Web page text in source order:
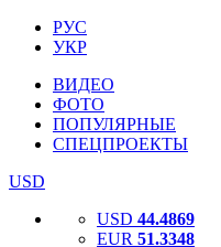
РУС
УКР
ВИДЕО
ФОТО
ПОПУЛЯРНЫЕ
СПЕЦПРОЕКТЫ
USD
USD 44.4869
EUR 51.3348